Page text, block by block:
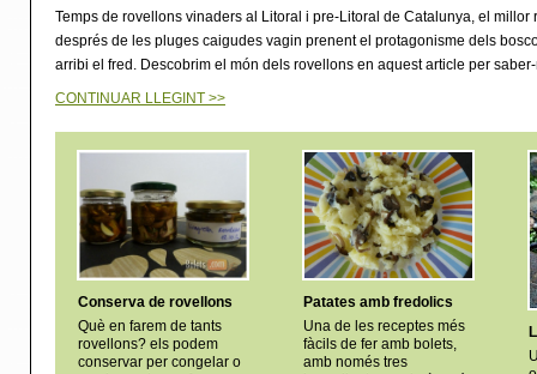
Temps de rovellons vinaders al Litoral i pre-Litoral de Catalunya, el millor
després de les pluges caigudes vagin prenent el protagonisme dels
arribi el fred. Descobrim el món dels rovellons en aquest article per
CONTINUAR LLEGINT >>
Conserva de rovellons
Què en farem de tants
rovellons? els podem
conservar per congelar o
Patates amb fredolics
Una de les receptes més
fàcils de fer amb bolets,
amb només tres